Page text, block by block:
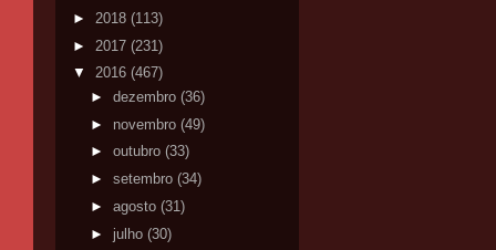
► 2018 (113)
► 2017 (231)
▼ 2016 (467)
► dezembro (36)
► novembro (49)
► outubro (33)
► setembro (34)
► agosto (31)
► julho (30)